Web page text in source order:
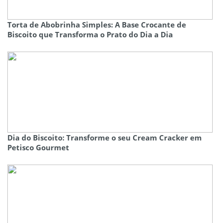
Torta de Abobrinha Simples: A Base Crocante de
Biscoito que Transforma o Prato do Dia a Dia
Dia do Biscoito: Transforme o seu Cream Cracker em
Petisco Gourmet